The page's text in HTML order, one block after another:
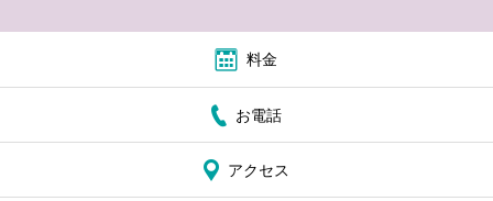
料金
お電話
アクセス